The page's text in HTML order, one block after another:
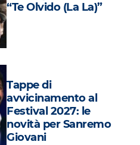
“Te Olvido (La La)”
Tappe di
avvicinamento al
Festival 2027: le
novità per Sanremo
Giovani